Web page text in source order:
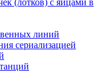
(лотков) с яйцами в
линий
сериализацией